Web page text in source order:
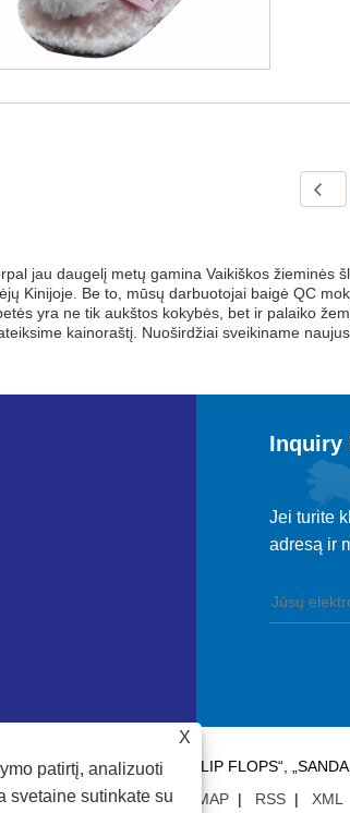
jau daugelį metų gamina Vaikiškos žieminės
Kinijoje. Be to, mūsų darbuotojai baigė QC
yra ne tik aukštos kokybės, bet ir palaiko
kainoraštį. Nuoširdžiai sveikiname
Inquiry
Jei turite
adresą ir
TRADE CO., LTD - „FLIP FLOPS“,
NUORODOS|SITEMAP| RSS| XML
X
patirtį, analizuoti
svetaine sutinkate su